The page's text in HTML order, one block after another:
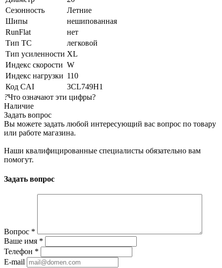
Сезонность
Летние
Шипы
нешипованная
RunFlat
нет
Тип ТС
легковой
Тип усиленности XL
Индекс скорости W
Индекс нагрузки 110
Код CAI
3CL749H1
?Что означают эти цифры?
Наличие
Задать вопрос
Вы можете задать любой интересующий вас вопрос по товару
или работе магазина.
Наши квалифицированные специалисты обязательно вам
помогут.
Задать вопрос
Вопрос *
Ваше имя *
Телефон *
E-mail